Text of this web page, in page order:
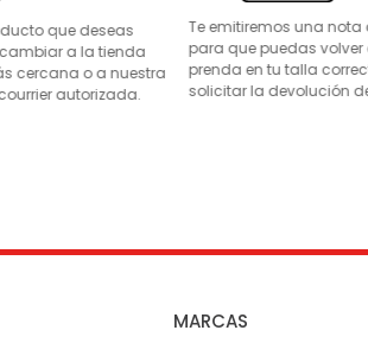
que deseas
a la tienda
cercana o a nuestra
autorizada.
Te emitiremos una nota
para que puedas
prenda en tu talla
solicitar la devolución
MARCAS